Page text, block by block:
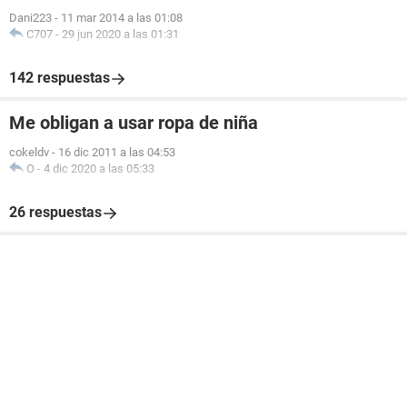
Dani223 - 11 mar 2014 a las 01:08
C707 - 29 jun 2020 a las 01:31
142 respuestas
Me obligan a usar ropa de niña
cokeldv - 16 dic 2011 a las 04:53
O - 4 dic 2020 a las 05:33
26 respuestas